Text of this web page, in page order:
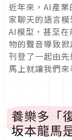
近年來，AI產
家聊天的語言
AI模型，甚至
物的聲音導致
刊登了一起由
馬上就讓我們
養樂多「
坂本龍馬